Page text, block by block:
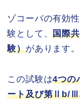
ゾコーバの有効
験として、国際
験）があります。
この試験は4つの
ート及び第Ⅱb/Ⅲ